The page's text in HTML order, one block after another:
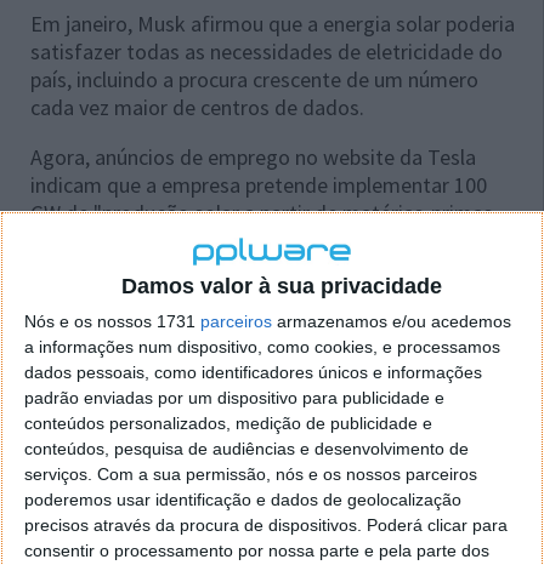
Damos valor à sua privacidade
Nós e os nossos 1731 parceiros armazenamos e/ou acedemos
a informações num dispositivo, como cookies, e processamos
dados pessoais, como identificadores únicos e informações
padrão enviadas por um dispositivo para publicidade e
conteúdos personalizados, medição de publicidade e
conteúdos, pesquisa de audiências e desenvolvimento de
serviços. Com a sua permissão, nós e os nossos parceiros
poderemos usar identificação e dados de geolocalização
precisos através da procura de dispositivos. Poderá clicar para
consentir o processamento por nossa parte e pela parte dos
Em janeiro, Musk afirmou que a energia solar poderia
satisfazer todas as necessidades de eletricidade do
país, incluindo a procura crescente de um número
cada vez maior de centros de dados.
Agora, anúncios de emprego no website da Tesla
indicam que a empresa pretende implementar 100
GW de "produção solar a partir de matérias-primas
em solo americano antes do final de 2028".
Um relatório publicado no ano passado pela
American Public Power Association referia que os
EUA tinham 1300 GW de capacidade de produção de
eletricidade, em 2024. Desse total, apenas 10%, ou
135 GW, eram de origem solar.
Por isso, criar 100 GW de capacidade de fabrico solar
em poucos anos seria um feito impressionante.